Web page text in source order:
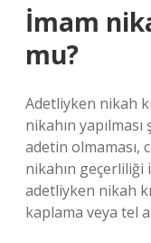
İmam
mu?
Adetliyken nikah
nikahın
adetin olmaması,
nikahın geçerliliği
adetliyken nikah
kaplama veya tel